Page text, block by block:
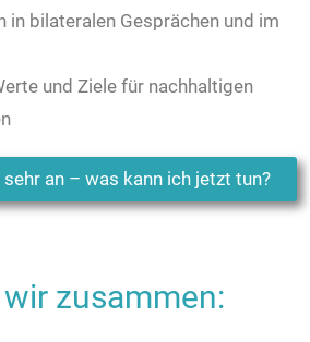
in bilateralen Gesprächen und im
und Ziele für nachhaltigen
an – was kann ich jetzt tun?
zusammen: